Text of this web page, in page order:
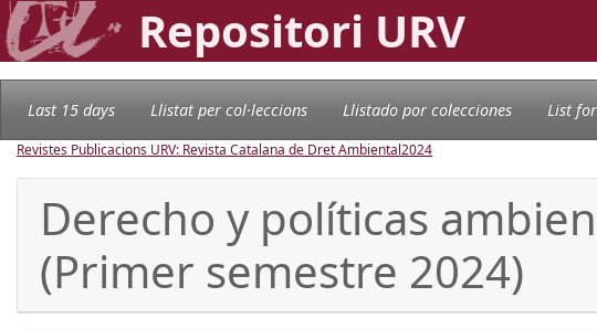
Repositori URV
Last 15 days Llistat per col·leccions Llistado por colecciones List
Revistes Publicacions URV: Revista Catalana de Dret Ambiental2024
Derecho y políticas
(Primer semestre 2024)